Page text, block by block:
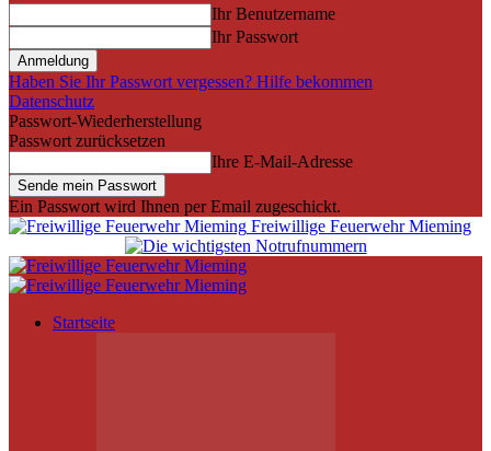
Ihr Benutzername
Ihr Passwort
Haben Sie Ihr Passwort vergessen? Hilfe bekommen
Datenschutz
Passwort-Wiederherstellung
Passwort zurücksetzen
Ihre E-Mail-Adresse
Ein Passwort wird Ihnen per Email zugeschickt.
Freiwillige Feuerwehr Mieming
Startseite